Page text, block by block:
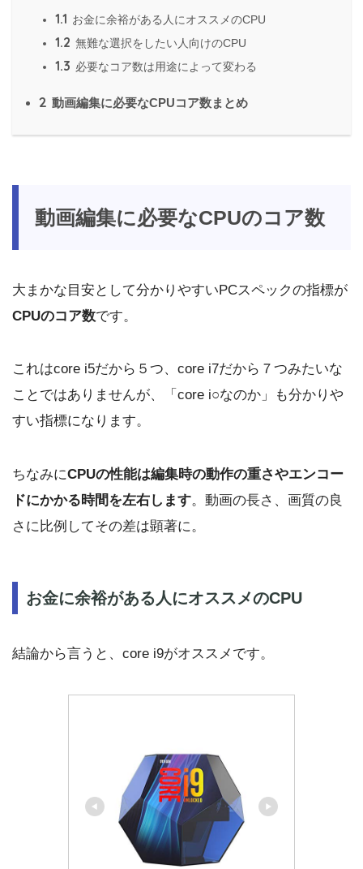
1.1 お金に余裕がある人にオススメのCPU
1.2 無難な選択をしたい人向けのCPU
1.3 必要なコア数は用途によって変わる
2 動画編集に必要なCPUコア数まとめ
動画編集に必要なCPUのコア数
大まかな目安として分かりやすいPCスペックの指標が
CPUのコア数です。
これはcore i5だから５つ、core i7だから７つみたいな
ことではありませんが、「core i○なのか」も分かりや
すい指標になります。
ちなみにCPUの性能は編集時の動作の重さやエンコー
ドにかかる時間を左右します。動画の長さ、画質の良
さに比例してその差は顕著に。
お金に余裕がある人にオススメのCPU
結論から言うと、core i9がオススメです。